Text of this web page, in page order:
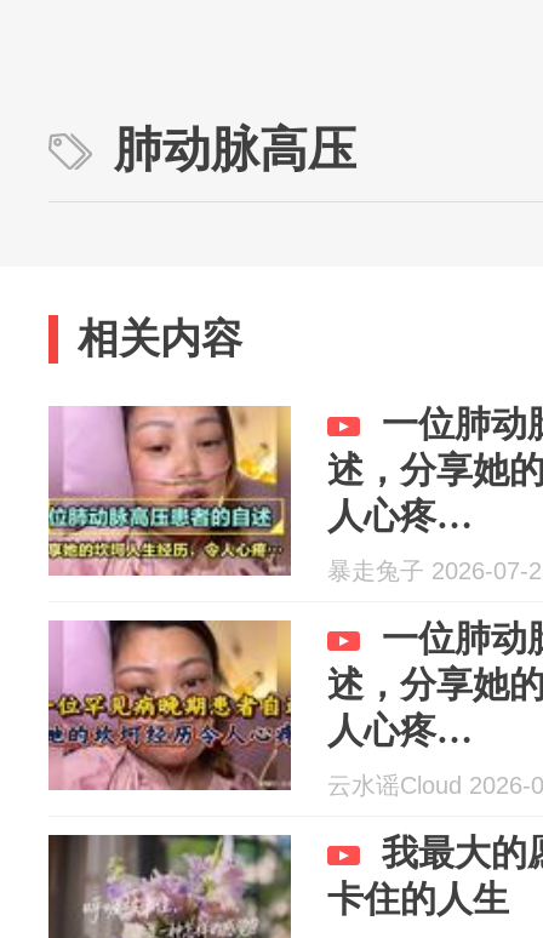
肺动脉高压
相关内容
一位肺动
述，分享她
人心疼…
暴走兔子 2026-07-
一位肺动
述，分享她
人心疼…
云水谣Cloud 2026-
我最大的
卡住的人生